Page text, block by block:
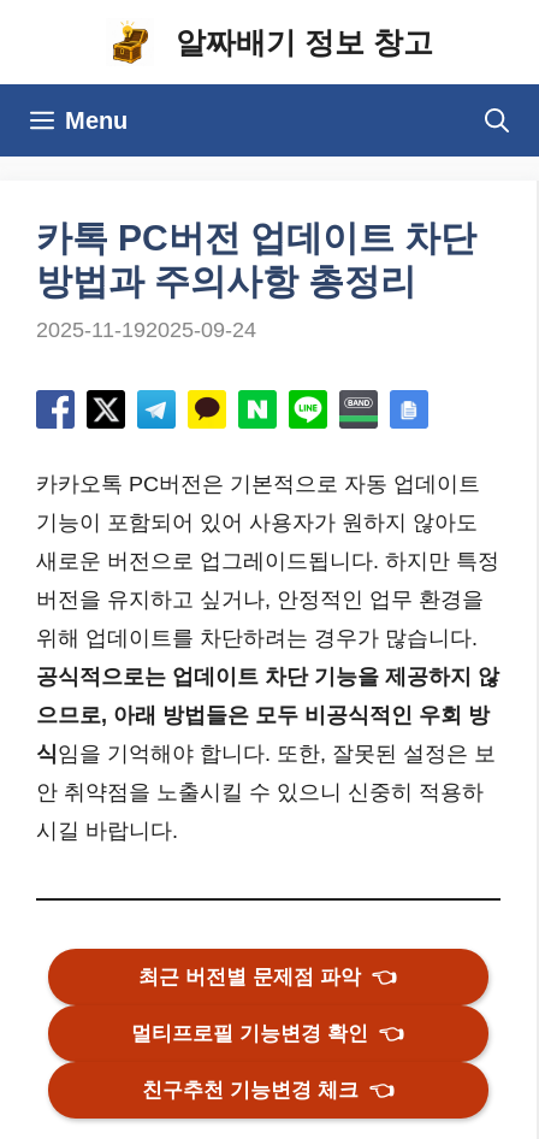
알짜배기 정보 창고
Menu
카톡 PC버전 업데이트 차단
방법과 주의사항 총정리
2025-11-192025-09-24
카카오톡 PC버전은 기본적으로 자동 업데이트
기능이 포함되어 있어 사용자가 원하지 않아도
새로운 버전으로 업그레이드됩니다. 하지만 특정
버전을 유지하고 싶거나, 안정적인 업무 환경을
위해 업데이트를 차단하려는 경우가 많습니다.
공식적으로는 업데이트 차단 기능을 제공하지 않
으므로, 아래 방법들은 모두 비공식적인 우회 방
식임을 기억해야 합니다. 또한, 잘못된 설정은 보
안 취약점을 노출시킬 수 있으니 신중히 적용하
시길 바랍니다.
최근 버전별 문제점 파악👈
멀티프로필 기능변경 확인👈
친구추천 기능변경 체크👈